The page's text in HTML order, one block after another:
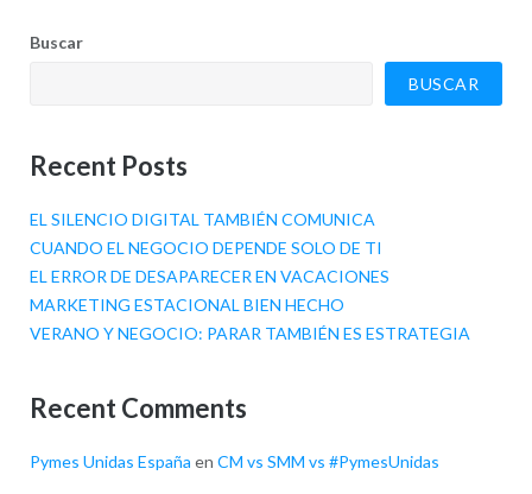
Buscar
BUSCAR
Recent Posts
EL SILENCIO DIGITAL TAMBIÉN COMUNICA
CUANDO EL NEGOCIO DEPENDE SOLO DE TI
EL ERROR DE DESAPARECER EN VACACIONES
MARKETING ESTACIONAL BIEN HECHO
VERANO Y NEGOCIO: PARAR TAMBIÉN ES ESTRATEGIA
Recent Comments
Pymes Unidas España en CM vs SMM vs #PymesUnidas